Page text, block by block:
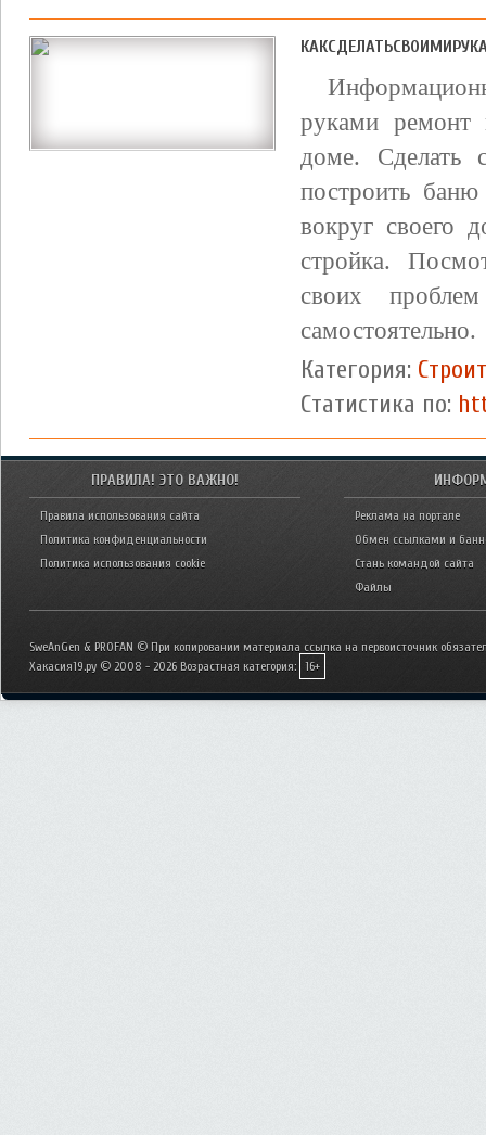
руками ремонт
доме. Сделать
построить
вокруг своего
стройка.
своих
самостоятельно.
Категория:
Статистика по:
ПРАВИЛА! ЭТО ВАЖНО!
Правила использования сайта
Политика конфиденциальности
Политика использования cookie
Реклама на портале
Обмен ссылками и
Стань командой сайта
Файлы
SweAnGen & PROFAN © При копировании материала ссылка на первоисточник
Хакасия19.ру © 2008 - 2026 Возрастная категория: 16+